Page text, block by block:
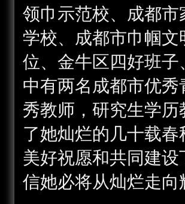
领巾示范校、成都
学校、成都市巾帼
位、金牛区四好班
中有两名成都市优
秀教师，研究生学
了她灿烂的几十载
美好祝愿和共同建
信她必将从灿烂走向